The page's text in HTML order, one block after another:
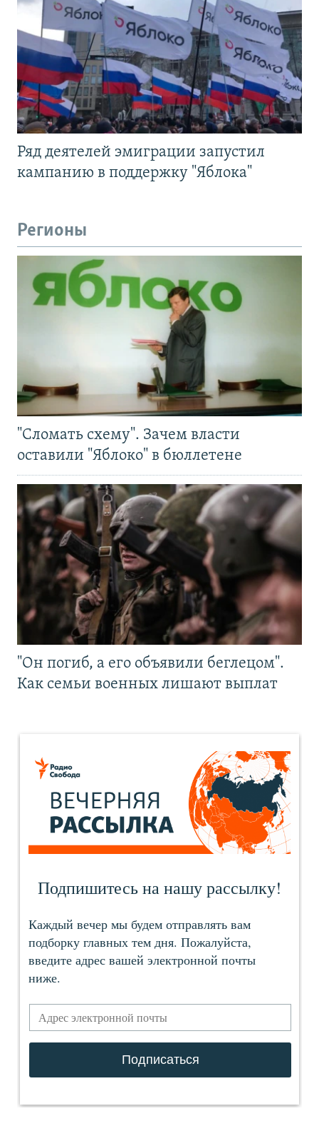
Ряд деятелей эмиграции запустил
кампанию в поддержку "Яблока"
Регионы
"Сломать схему". Зачем власти
оставили "Яблоко" в бюллетене
"Он погиб, а его объявили беглецом".
Как семьи военных лишают выплат